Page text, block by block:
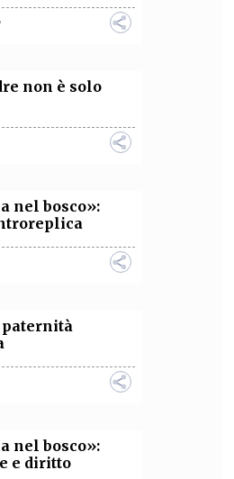
non è solo
nel bosco»:
paternità
nel bosco»:
e diritto